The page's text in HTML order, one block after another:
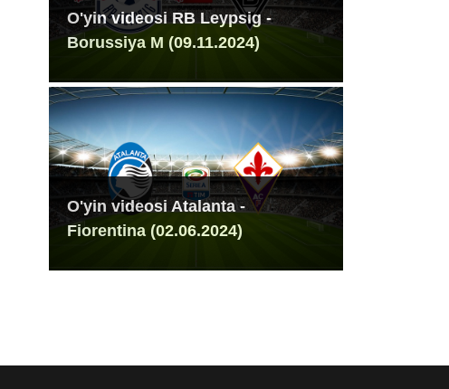
O'yin videosi RB Leypsig -
Borussiya M (09.11.2024)
O'yin videosi Atalanta -
Fiorentina (02.06.2024)